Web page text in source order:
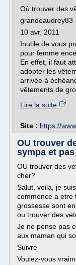
Où trouver des
grandeaudrey83
10 avr. 2011
Inutile de vous
pour femme
En effet, il faut
adopter les
arrivée à
vêtements de
Lire la suite
Site : https://
OU trouver
sympa et
OU trouver des
cher?
Salut, voila, je
commence a etre
grossesse sont
ou trouver des
Je ne pense pas
aux maman qui
Suivre
Voulez-vous